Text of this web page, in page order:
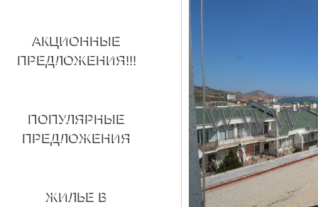
АКЦИОННЫЕ
ПРЕДЛОЖЕНИЯ!!!
ПОПУЛЯРНЫЕ
ПРЕДЛОЖЕНИЯ
ЖИЛЬЕ В